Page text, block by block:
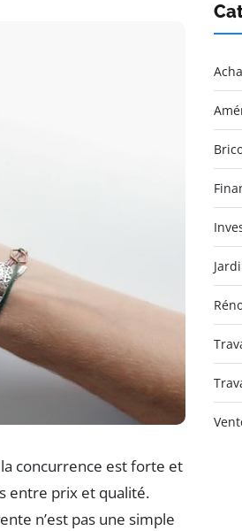
concurrence est forte et
entre prix et qualité.
n’est pas une simple